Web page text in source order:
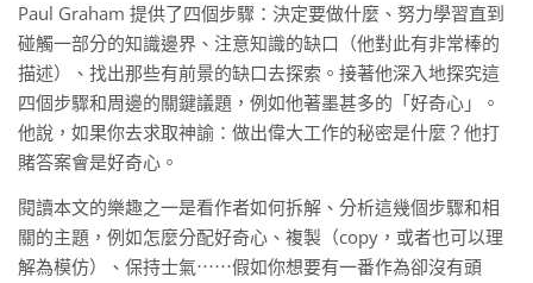
Paul Graham 提供了四個步驟：決定要做什麼、努力學習直到
碰觸一部分的知識邊界、注意知識的缺口（他對此有非常棒的
描述）、找出那些有前景的缺口去探索。接著他深入地探究這
四個步驟和周邊的關鍵議題，例如他著墨甚多的「好奇心」。
他說，如果你去求取神諭：做出偉大工作的秘密是什麼？他打
賭答案會是好奇心。
閱讀本文的樂趣之一是看作者如何拆解、分析這幾個步驟和相
關的主題，例如怎麼分配好奇心、複製（copy，或者也可以理
解為模仿）、保持士氣⋯⋯假如你想要有一番作為卻沒有頭